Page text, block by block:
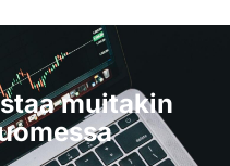
muitakin